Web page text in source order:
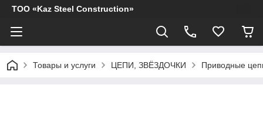
ТОО «Kaz Steel Construction»
Товары и услуги ЦЕПИ, ЗВЁЗДОЧКИ Приводные